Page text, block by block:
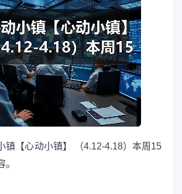
镇【心动小镇】 （4.12-4.18）本周15